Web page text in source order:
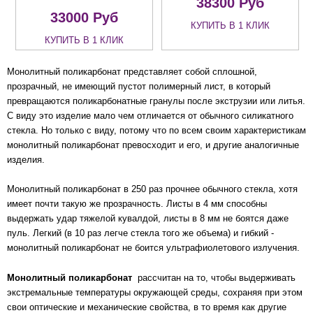
33000Руб
КУПИТЬ В 1 КЛИК
КУПИТЬ В 1 КЛИК
Монолитный поликарбонат представляет собой сплошной,
прозрачный, не имеющий пустот полимерный лист, в который
превращаются поликарбонатные гранулы после экструзии или литья.
С виду это изделие мало чем отличается от обычного силикатного
стекла. Но только с виду, потому что по всем своим характеристикам
монолитный поликарбонат превосходит и его, и другие аналогичные
изделия.
Монолитный поликарбонат в 250 раз прочнее обычного стекла, хотя
имеет почти такую же прозрачность. Листы в 4 мм способны
выдержать удар тяжелой кувалдой, листы в 8 мм не боятся даже
пуль. Легкий (в 10 раз легче стекла того же объема) и гибкий -
монолитный поликарбонат не боится ультрафиолетового излучения.
Монолитный поликарбонат рассчитан на то, чтобы выдерживать
экстремальные температуры окружающей среды, сохраняя при этом
свои оптические и механические свойства, в то время как другие